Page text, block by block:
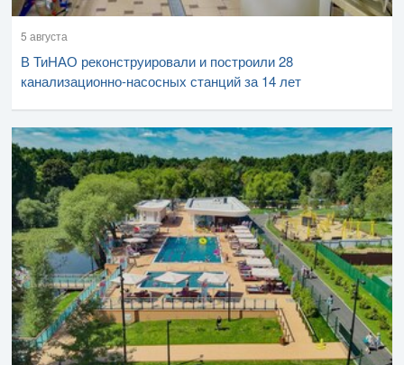
5 августа
В ТиНАО реконструировали и построили 28
канализационно-насосных станций за 14 лет